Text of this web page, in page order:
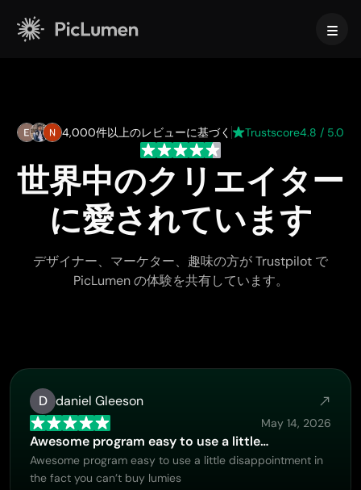
AI動画
作成
AI動画ジェネレーター
テキストから動画へ
画像から動画へ
AI GIFジェネレーター
AI動画メーカー
AIお尻ダンスジェネレーター
AIハグ動画
AIダンス動画
赤ちゃんダンス動画
動画編集
AI画像
テキストから画像へ
AI画像ジェネレーター
件名別
AIガールジェネレーター
AIヒューマンジェネレーター
AIキャラクター生成ツール
AI顔ジェネレーター
AI赤ちゃんジェネレーター
AIモデル
画像モデル
Nano Banana Pro
GPT Image 2.0
ビデオモデル
Kling 3.0 モーションコントロール
Sora AI
Seedance 2.0
AIツール
画像カラー化ツール
AI 置き換え（インペイント）
AI画像合成ツール
画像拡張ツール
レタッチ＆リスタイル
AI背景ジェネレーター
プロダクトステージング
試着
4,000件以上のレビューに基づく Trustscore4.8 / 5.0
世界中のクリエイター
に愛されています
デザイナー、マーケター、趣味の方が Trustpilot で
PicLumen の体験を共有しています。
D daniel Gleeson
May 14, 2026
Awesome program easy to use a little…
Awesome program easy to use a little disappointment in
the fact you can’t buy lumies